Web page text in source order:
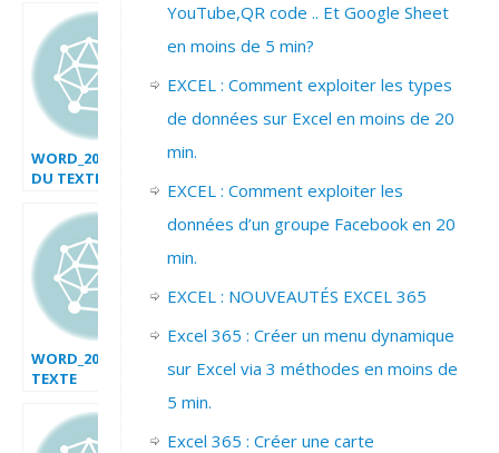
WORD_2007_REMPLACER
DU TEXTE
WORD_2007_
TEXTE
YouTube,QR code .. Et Google Sheet
en moins de 5 min?
EXCEL : Comment exploiter les types
de données sur Excel en moins de 20
min.
EXCEL : Comment exploiter les
données d’un groupe Facebook en 20
min.
EXCEL : NOUVEAUTÉS EXCEL 365
Excel 365 : Créer un menu dynamique
sur Excel via 3 méthodes en moins de
5 min.
Excel 365 : Créer une carte